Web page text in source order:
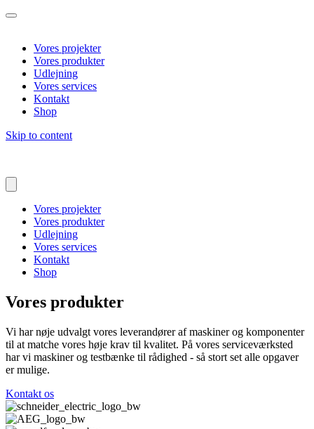
Vores projekter
Vores produkter
Udlejning
Vores services
Kontakt
Shop
Skip to content
Vores projekter
Vores produkter
Udlejning
Vores services
Kontakt
Shop
Vores produkter
Vi har nøje udvalgt vores leverandører af maskiner og komponenter
til at matche vores høje krav til kvalitet. På vores serviceværksted
har vi maskiner og testbænke til rådighed - så stort set alle opgaver
er mulige.
Kontakt os